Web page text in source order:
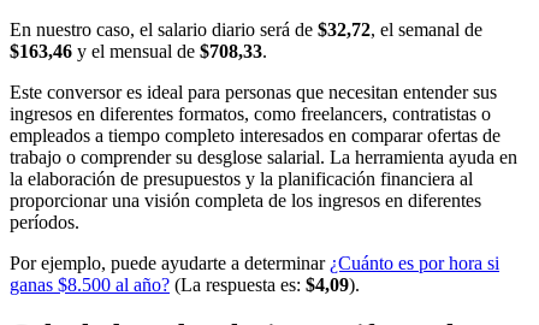
En nuestro caso, el salario diario será de $32,72, el semanal de
$163,46 y el mensual de $708,33.
Este conversor es ideal para personas que necesitan entender sus
ingresos en diferentes formatos, como freelancers, contratistas o
empleados a tiempo completo interesados en comparar ofertas de
trabajo o comprender su desglose salarial. La herramienta ayuda en
la elaboración de presupuestos y la planificación financiera al
proporcionar una visión completa de los ingresos en diferentes
períodos.
Por ejemplo, puede ayudarte a determinar ¿Cuánto es por hora si
ganas $8.500 al año? (La respuesta es: $4,09).